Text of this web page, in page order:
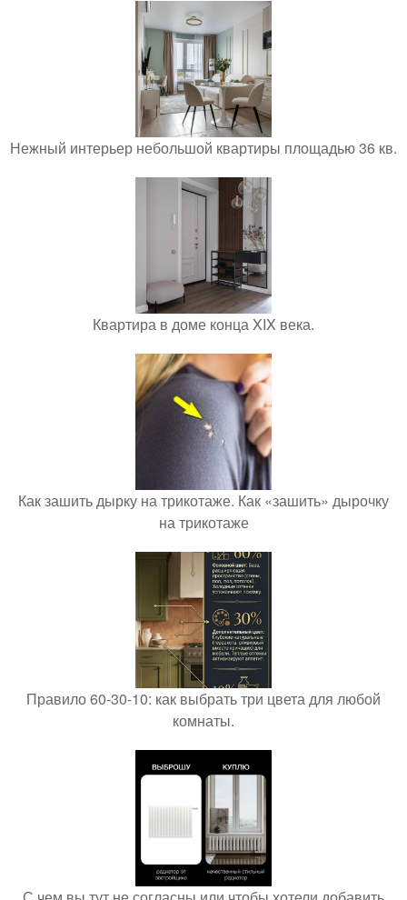
Нежный интерьер небольшой квартиры площадью 36 кв.
Квартира в доме конца XIX века.
Как зашить дырку на трикотаже. Как «зашить» дырочку
на трикотаже
Правило 60-30-10: как выбрать три цвета для любой
комнаты.